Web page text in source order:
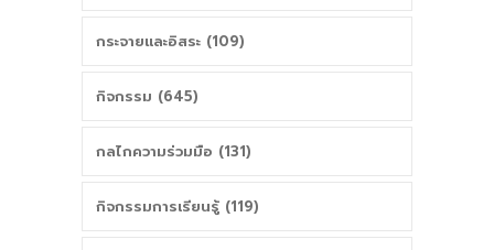
กระจายและอิสระ (109)
กิจกรรม (645)
กลไกความร่วมมือ (131)
กิจกรรมการเรียนรู้ (119)